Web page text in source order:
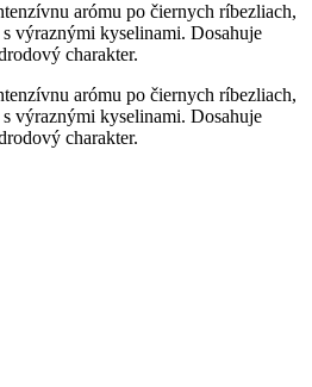
arómu po čiernych ríbezliach,
výraznými kyselinami. Dosahuje
charakter.
arómu po čiernych ríbezliach,
výraznými kyselinami. Dosahuje
charakter.